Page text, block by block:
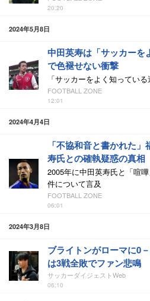
20:20
2024年5月8日
中田英寿は「サッカーを
で色褪せない衝撃
「サッカーをよく知ってい
FOOTBALL ZONE
12:01
2024年4月4日
「不協和音と書かれた
寿氏との確執疑惑の真相
2005年に中田英寿氏と「喧
件について言及
FOOTBALL ZONE
06:01
2024年3月8日
ブライトンがローマに0
は3戦全敗でファン悲鳴
サッカーダイジェストWeb
06:10